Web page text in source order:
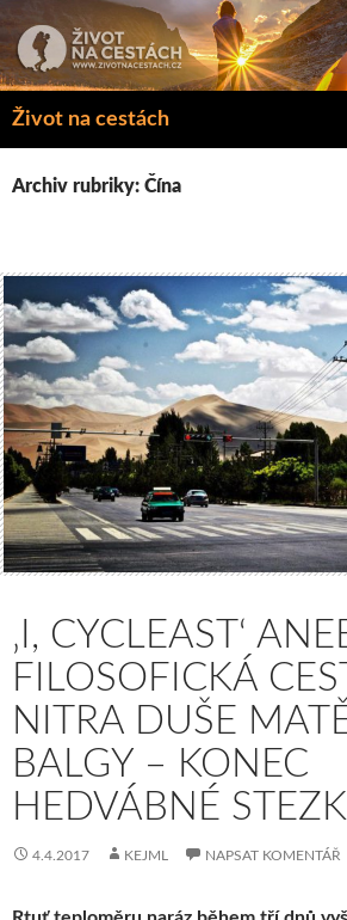
k
obsahu
Život na cestách
Hledat
Archiv rubriky: Čína
‚I, CYCLEAST‘
FILOSOFICKÁ
NITRA DUŠE
BALGY – KONEC
HEDVÁBNÉ
4.4.2017 KEJML NAPSAT KOMENTÁŘ